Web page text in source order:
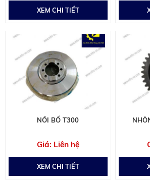
XEM CHI TIẾT
NỒI BỐ T300
Liên hệ
XEM CHI TIẾT